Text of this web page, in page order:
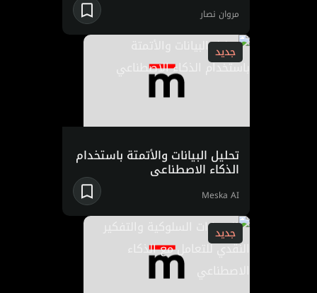
مروان نصار
جديد
تحليل البيانات والأتمتة باستخدام
الذكاء الاصطناعي
Meska AI
جديد